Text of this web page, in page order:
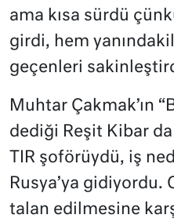
ama kısa sürdü
girdi, hem
geçenleri
Muhtar Çakmak’ın
dediği Reşit Kibar da
TIR şoförüydü, iş
Rusya’ya gidiyordu.
talan edilmesine